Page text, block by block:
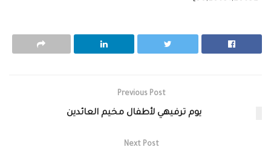
Previous Post
يوم ترفيهي لأطفال مخيم العائدين
Next Post